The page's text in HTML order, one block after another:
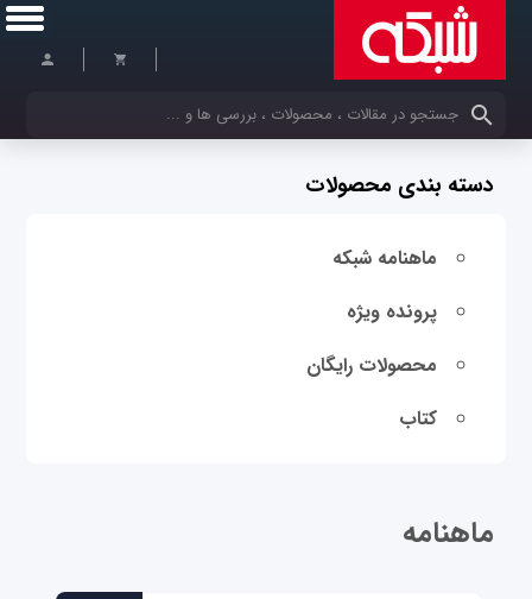
کلمات کلیدی خود را وارد کنید
دسته بندی محصولات
ماهنامه شبکه
پرونده ویژه
محصولات رایگان
کتاب
ماهنامه